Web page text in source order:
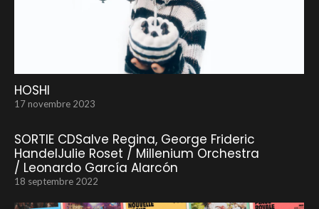
HOSHI
17 novembre 2023
SORTIE CDSalve Regina, George Frideric
HandelJulie Roset / Millenium Orchestra
/ Leonardo García Alarcón
18 septembre 2022